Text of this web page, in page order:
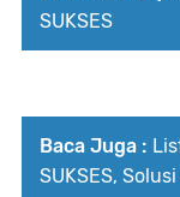
SUKSES
Baca Juga :
SUKSES,